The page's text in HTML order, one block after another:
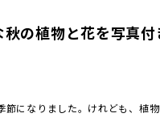
の植物と花を写真
節になりました。けれども、植